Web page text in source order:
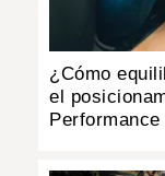
¿Cómo
el